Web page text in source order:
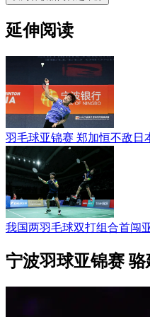
延伸阅读
羽毛球亚锦赛 郑加恒不敌日
我国两羽毛球双打组合首闯
宁波羽球亚锦赛